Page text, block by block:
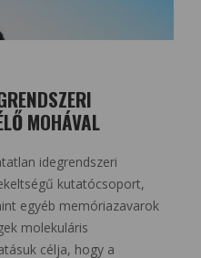
MOHÁVAL
idegrendszeri
kutatócsoport,
egyéb memóriazavarok
molekuláris
célja, hogy a